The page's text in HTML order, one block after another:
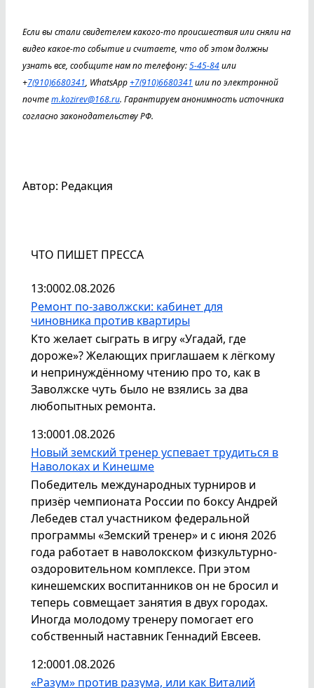
Если вы стали свидетелем какого-то происшествия или сняли на
видео какое-то событие и считаете, что об этом должны
узнать все, сообщите нам по телефону:5-45-84или
+7(910)6680341, WhatsApp+7(910)6680341 или по электронной
почтеm.kozirev@168.ru. Гарантируем анонимность источника
согласно законодательству РФ.
Автор: Редакция
ЧТО ПИШЕТ ПРЕССА
13:0002.08.2026
Ремонт по-заволжски: кабинет для
чиновника против квартиры
Кто желает сыграть в игру «Угадай, где
дороже»? Желающих приглашаем к лёгкому
и непринуждённому чтению про то, как в
Заволжске чуть было не взялись за два
любопытных ремонта.
13:0001.08.2026
Новый земский тренер успевает трудиться в
Наволоках и Кинешме
Победитель международных турниров и
призёр чемпионата России по боксу Андрей
Лебедев стал участником федеральной
программы «Земский тренер» и с июня 2026
года работает в наволокском физкультурно-
оздоровительном комплексе. При этом
кинешемских воспитанников он не бросил и
теперь совмещает занятия в двух городах.
Иногда молодому тренеру помогает его
собственный наставник Геннадий Евсеев.
12:0001.08.2026
«Разум» против разума, или как Виталий